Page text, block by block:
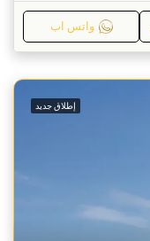
واتس اب
إطلاق جديد